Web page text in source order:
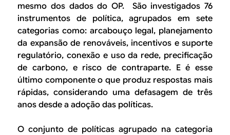
mesmo dos dados do OP. São investigados 76
instrumentos de política, agrupados em sete
categorias como: arcabouço legal, planejamento
da expansão de renováveis, incentivos e suporte
regulatório, conexão e uso da rede, precificação
de carbono, e risco de contraparte. E é esse
último componente o que produz respostas mais
rápidas, considerando uma defasagem de três
anos desde a adoção das políticas.
O conjunto de políticas agrupado na categoria